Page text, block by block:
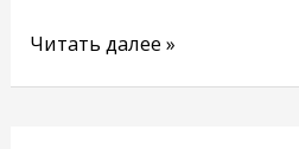
Читать далее »